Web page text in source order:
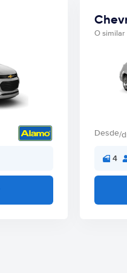
O similar
Desde/
4